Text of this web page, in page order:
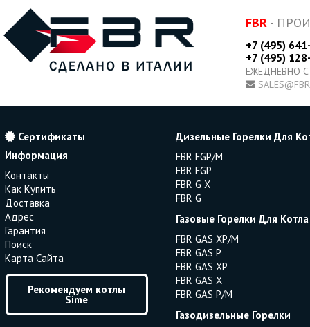
FBR -
+7 (495)
+7 (495)
ЕЖЕДНЕВНО
Сертификаты
Информация
Контакты
Как Купить
Доставка
Адрес
Гарантия
Поиск
Карта Сайта
Рекомендуем котлы
Sime
Дизельные Горелки Для
FBR FGP/M
FBR FGP
FBR G X
FBR G
Газовые Горелки Для Котла
FBR GAS XP/M
FBR GAS P
FBR GAS XP
FBR GAS X
FBR GAS P/M
Газодизельные Горелки